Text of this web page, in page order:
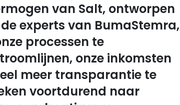
van Salt, ontworpen
experts van BumaStemra,
processen te
onze inkomsten
meer transparantie te
voortdurend naar